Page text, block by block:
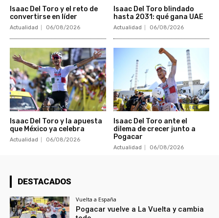
Isaac Del Toro y el reto de
convertirse en líder
Actualidad 06/08/2026
Isaac Del Toro blindado
hasta 2031: qué gana UAE
Actualidad 06/08/2026
Isaac Del Toro y la apuesta
que México ya celebra
Actualidad 06/08/2026
Isaac Del Toro ante el
dilema de crecer junto a
Pogacar
Actualidad 06/08/2026
DESTACADOS
Vuelta a España
Pogacar vuelve a La Vuelta y cambia